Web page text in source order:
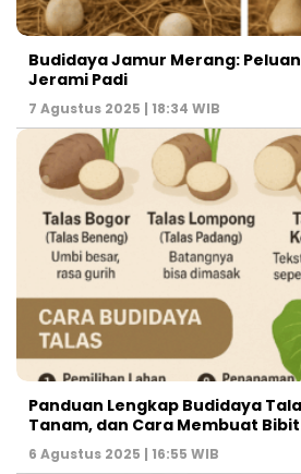
Budidaya Jamur Merang:
Jerami Padi
7 Agustus 2025 | 18:34 WIB
Panduan Lengkap Budidaya
Tanam, dan Cara Membuat
6 Agustus 2025 | 16:55 WIB